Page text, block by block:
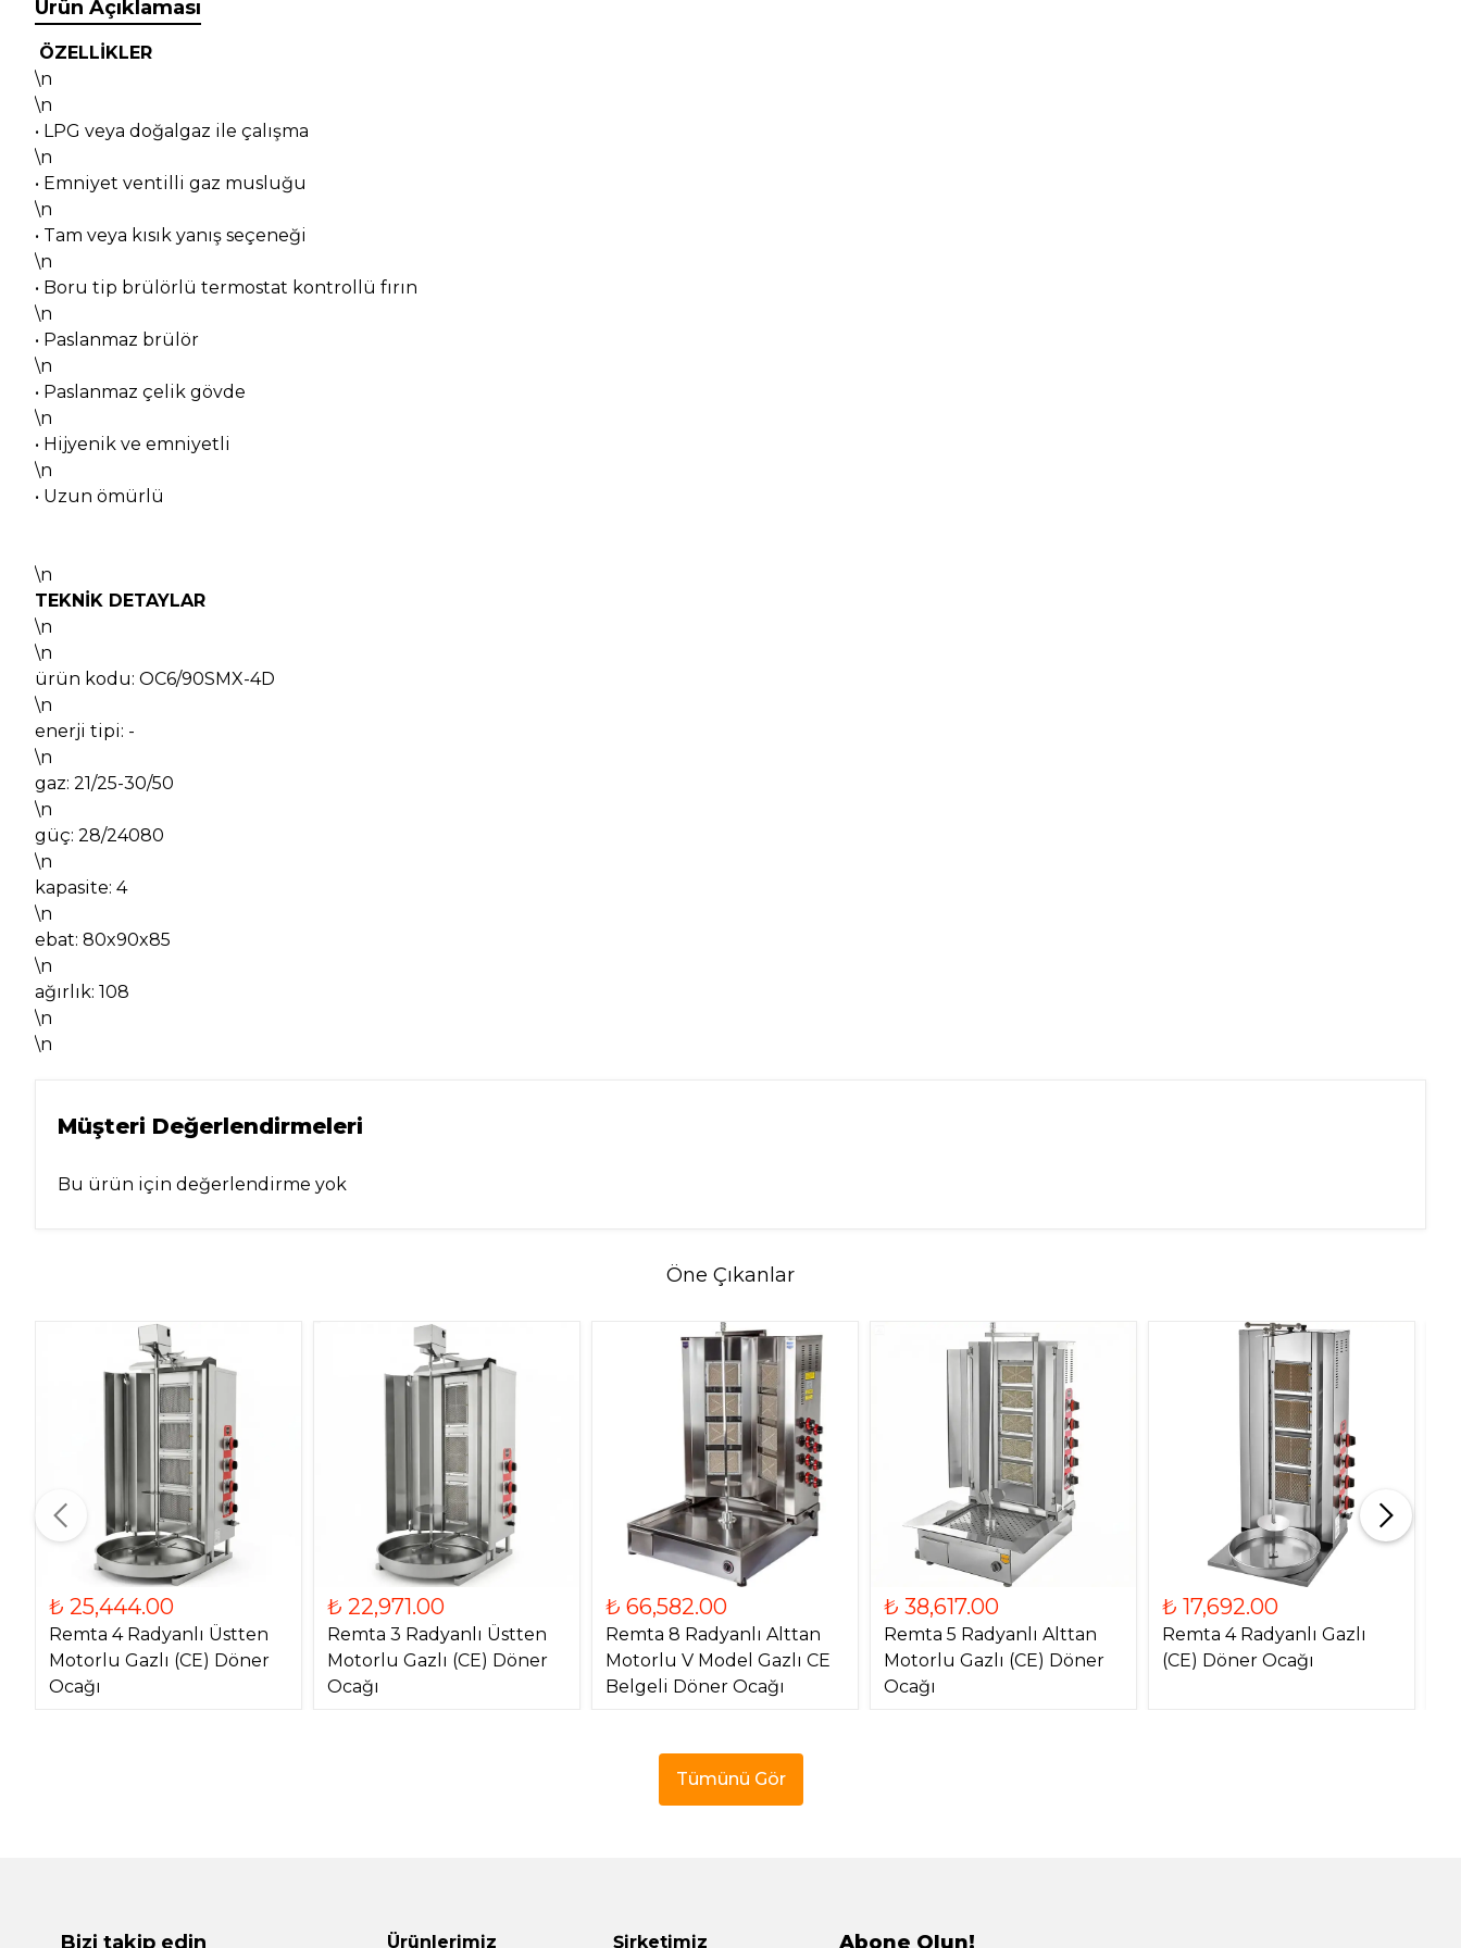
Ürün Açıklaması
ÖZELLİKLER
\n
\n
• LPG veya doğalgaz ile çalışma
\n
• Emniyet ventilli gaz musluğu
\n
• Tam veya kısık yanış seçeneği
\n
• Boru tip brülörlü termostat kontrollü fırın
\n
• Paslanmaz brülör
\n
• Paslanmaz çelik gövde
\n
• Hijyenik ve emniyetli
\n
• Uzun ömürlü
\n
TEKNİK DETAYLAR
\n
\n
ürün kodu: OC6/90SMX-4D
\n
enerji tipi: -
\n
gaz: 21/25-30/50
\n
güç: 28/24080
\n
kapasite: 4
\n
ebat: 80x90x85
\n
ağırlık: 108
\n
\n
Müşteri Değerlendirmeleri
Bu ürün için değerlendirme yok
Öne Çıkanlar
₺ 25,444.00
Remta 4 Radyanlı Üstten
Motorlu Gazlı (CE) Döner
Ocağı
₺ 22,971.00
Remta 3 Radyanlı Üstten
Motorlu Gazlı (CE) Döner
Ocağı
₺ 66,582.00
Remta 8 Radyanlı Alttan
Motorlu V Model Gazlı CE
Belgeli Döner Ocağı
₺ 38,617.00
Remta 5 Radyanlı Alttan
Motorlu Gazlı (CE) Döner
Ocağı
₺ 17,692.00
Remta 4 Radyanlı Gazlı
(CE) Döner Ocağı
Tümünü Gör
Bizi takip edin Ürünlerimiz Şirketimiz Abone Olun!